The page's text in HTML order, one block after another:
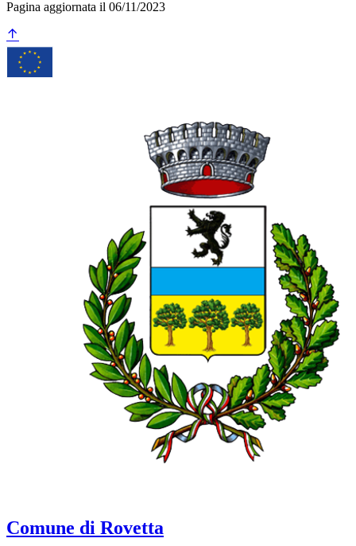
Pagina aggiornata il 06/11/2023
Comune di Rovetta